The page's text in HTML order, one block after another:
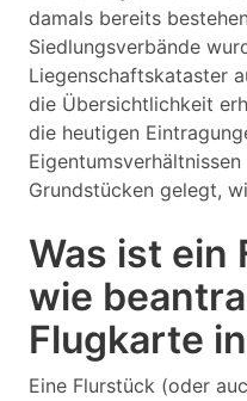
damals bereits
Siedlungsverbände
Liegenschaftskataster
die Übersichtlichkeit
die heutigen
Grundstücken gelegt,
Was ist ein
wie
Flugkarte
Eine Flurstück (oder